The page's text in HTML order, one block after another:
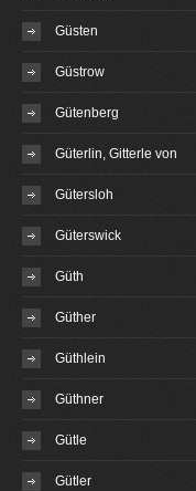
Güsten
Güstrow
Gütenberg
Güterlin, Gitterle von
Gütersloh
Güterswick
Güth
Güther
Güthlein
Güthner
Gütle
Gütler